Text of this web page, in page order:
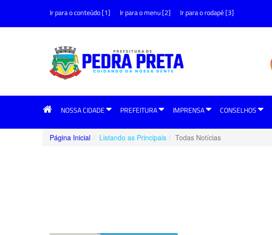
Ir para o conteúdo [1] Ir para o menu [2] Ir para o rodapé [3]
NOSSA CIDADE PREFEITURA IMPRENSA CONSELHOS
Página Inicial Listando as Principais Todas Notícias